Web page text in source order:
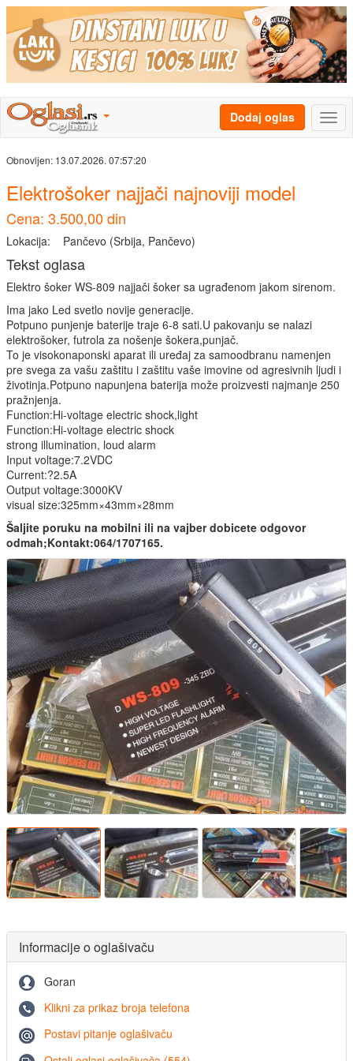
Dodaj oglas
Obnovljen: 13.07.2026. 07:57:20
Elektrošoker najjači najnoviji model
Cena: 3.500,00 din
Lokacija: Pančevo (Srbija, Pančevo)
Tekst oglasa
Elektro šoker WS-809 najjači šoker sa ugrađenom jakom sirenom.
Ima jako Led svetlo novije generacije.
Potpuno punjenje baterije traje 6-8 sati.U pakovanju se nalazi
elektrošoker, futrola za nošenje šokera,punjač.
To je visokonaponski aparat ili uređaj za samoodbranu namenjen
pre svega za vašu zaštitu i zaštitu vaše imovine od agresivnih ljudi i
životinja.Potpuno napunjena baterija može proizvesti najmanje 250
pražnjenja.
Function:Hi-voltage electric shock,light
Function:Hi-voltage electric shock
strong illumination, loud alarm
Input voltage:7.2VDC
Current:?2.5A
Output voltage:3000KV
visual size:325mm×43mm×28mm
Šaljite poruku na mobilni ili na vajber dobicete odgovor
odmah;Kontakt:064/1707165.
Informacije o oglašivaču
Goran
Klikni za prikaz broja telefona
Postavi pitanje oglašivaču